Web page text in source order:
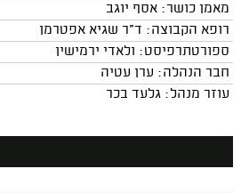
מאמן כושר: אסף יוגב
רופא הקבוצה: ד"ר שגיא אפטרמן
ספורטתרפיסט: ולאדי ירמישין
חבר הנהלה: ערן עטיה
עוזר מנהל: גלעד בכר